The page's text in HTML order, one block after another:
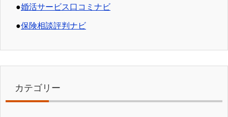
●婚活サービス口コミナビ
●保険相談評判ナビ
カテゴリー